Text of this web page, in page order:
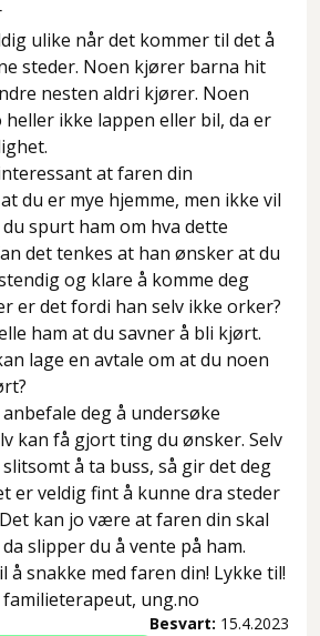
ulike når det kommer til det å
steder. Noen kjører barna hit
nesten aldri kjører. Noen
ikke lappen eller bil, da er
at faren din
du er mye hjemme, men ikke vil
spurt ham om hva dette
det tenkes at han ønsker at du
og klare å komme deg
er det fordi han selv ikke orker?
ham at du savner å bli kjørt.
lage en avtale om at du noen
deg å undersøke
kan få gjort ting du ønsker. Selv
å ta buss, så gir det deg
er veldig fint å kunne dra steder
kan jo være at faren din skal
slipper du å vente på ham.
å snakke med faren din! Lykke til!
ung.no
Besvart: 15.4.2023